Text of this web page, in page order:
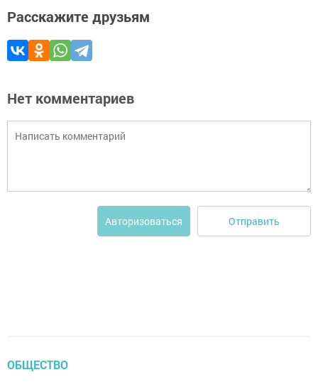
Расскажите друзьям
Нет комментариев
Авторизоваться Отправить
ОБЩЕСТВО